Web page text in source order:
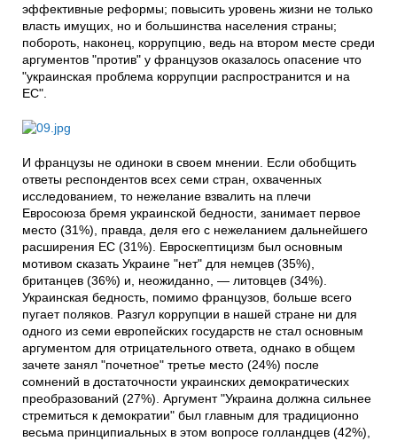
эффективные реформы; повысить уровень жизни не только
власть имущих, но и большинства населения страны;
побороть, наконец, коррупцию, ведь на втором месте среди
аргументов "против" у французов оказалось опасение что
"украинская проблема коррупции распространится и на
ЕС".
И французы не одиноки в своем мнении. Если обобщить
ответы респондентов всех семи стран, охваченных
исследованием, то нежелание взвалить на плечи
Евросоюза бремя украинской бедности, занимает первое
место (31%), правда, деля его с нежеланием дальнейшего
расширения ЕС (31%). Евроскептицизм был основным
мотивом сказать Украине "нет" для немцев (35%),
британцев (36%) и, неожиданно, — литовцев (34%).
Украинская бедность, помимо французов, больше всего
пугает поляков. Разгул коррупции в нашей стране ни для
одного из семи европейских государств не стал основным
аргументом для отрицательного ответа, однако в общем
зачете занял "почетное" третье место (24%) после
сомнений в достаточности украинских демократических
преобразований (27%). Аргумент "Украина должна сильнее
стремиться к демократии" был главным для традиционно
весьма принципиальных в этом вопросе голландцев (42%),